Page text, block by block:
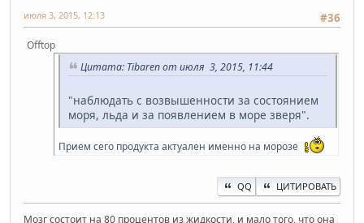
#36
июля 3, 2015, 12:13
Offtop
Цитата: Tibaren от июля 3, 2015, 11:44
"наблюдать с возвышенности за состоянием
моря, льда и за появлением в море зверя".
Прием сего продукта актуален именно на морозе
QQ ЦИТИРОВАТЬ
Мозг состоит на 80 процентов из жидкости, и мало того, что она